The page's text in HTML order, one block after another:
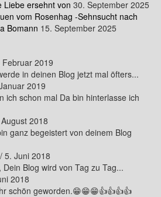
Liebe ersehnt von 30. September 2025
vom Rosenhag -Sehnsucht nach
Bomann 15. September 2025
Februar 2019
in deinen Blog jetzt mal öfters...
2019
ich schon mal Da bin hinterlasse ich
2018
ganz begeistert von deinem Blog
/ 5. Juni 2018
Blog wird von Tag zu Tag...
2018
schön geworden.😁😁😁👍👍👍👍